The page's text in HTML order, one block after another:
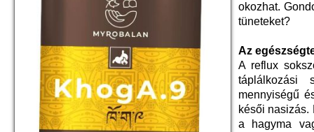
okozhat.
tüneteket?
Az
A reflux
táplálkozási
mennyiségű
késői nasizás.
a hagyma